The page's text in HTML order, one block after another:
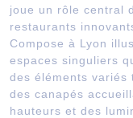
joue un rôle central
restaurants
Compose à Lyon
espaces singuliers
des éléments variés
des canapés
hauteurs et des